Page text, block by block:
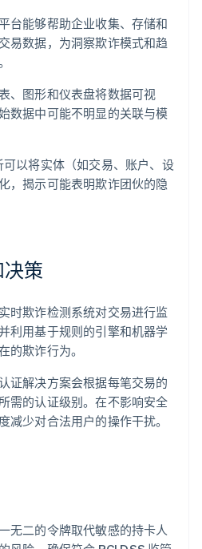
台能够帮助企业收集、存储和
易数据，为洞察欺诈模式和趋
、图形和仪表盘将数据可视
数据中可能不明显的关联与模
可以将实体（如交易、账户、设
，揭示可能表明欺诈团伙的隐
策
实时欺诈检测系统对交易进行监
利用基于规则的引擎和机器学
的欺诈行为。
证解决方案会根据每笔交易的
需的认证级别。在不影响安全
减少对合法用户的操作干扰。
无二的令牌取代敏感的持卡人